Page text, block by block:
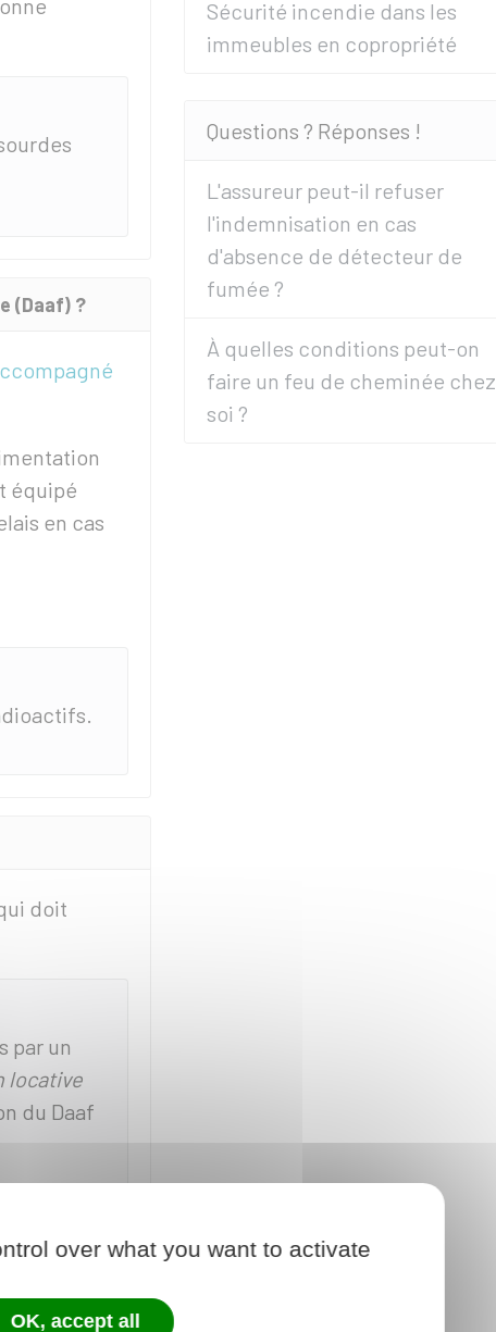
(Daaf) ?
équipé
en cas
doit
par un
locative
du Daaf
Sécurité incendie dans les
immeubles en copropriété
Questions ? Réponses !
L'assureur peut-il refuser
l'indemnisation en cas
d'absence de détecteur de
fumée ?
À quelles conditions peut-on
faire un feu de cheminée chez
soi ?
over what you want to activate
OK, accept all